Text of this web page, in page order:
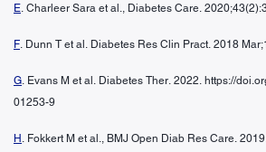
E. Charleer Sara et al., Diabetes Care.
F. Dunn T et al. Diabetes Res Clin Pract. 2018
G. Evans M et al. Diabetes Ther. 2022. https://
01253-9
H . Fokkert M et al., BMJ Open Diab Res Care.